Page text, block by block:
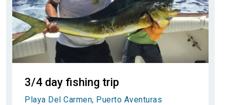
3/4 day fishing trip
Playa Del Carmen, Puerto Aventuras